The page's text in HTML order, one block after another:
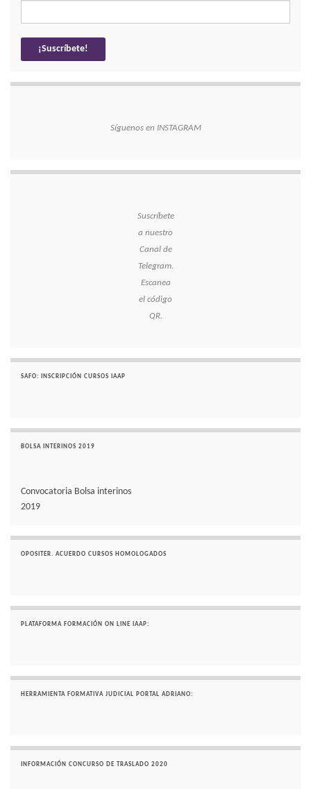
Síguenos en INSTAGRAM
Suscríbete
a nuestro
Canal de
Telegram.
Escanea
el código
QR.
SAFO: INSCRIPCIÓN CURSOS IAAP
BOLSA INTERINOS 2019
Convocatoria Bolsa interinos
2019
OPOSITER. ACUERDO CURSOS HOMOLOGADOS
PLATAFORMA FORMACIÓN ON LINE IAAP:
HERRAMIENTA FORMATIVA JUDICIAL PORTAL ADRIANO:
INFORMACIÓN CONCURSO DE TRASLADO 2020